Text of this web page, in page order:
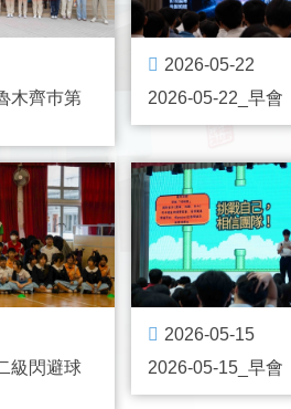
木齊巿第
2026-05-22
2026-05-22_早會
級閃避球
2026-05-15
2026-05-15_早會